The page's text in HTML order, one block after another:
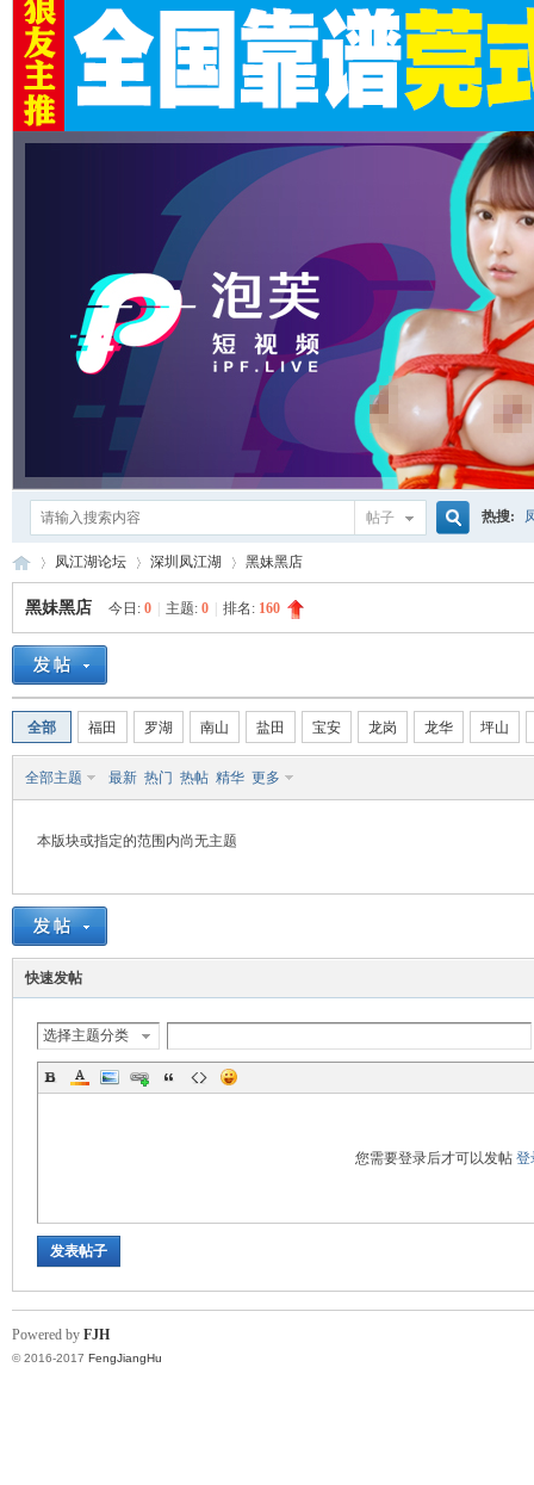
帖子 热搜:
江
»
凤江湖论坛 深圳凤江湖 黑妹黑店
黑妹黑店 今日: 0 主题: 0 排名: 160
全部 福田 罗湖 南山 盐田 宝安 龙岗 龙华 坪山
全部主题 最新 热门 热帖 精华 更多
本版块或指定的范围内尚无主题
快速发帖
选择主题分类
您需要登录后才可以发帖 登
发表帖子
Powered by FJH
© 2016-2017 FengJiangHu